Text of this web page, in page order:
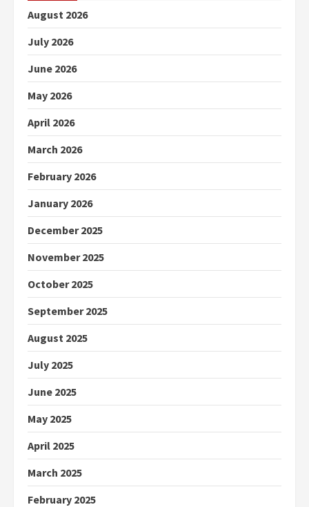
August 2026
July 2026
June 2026
May 2026
April 2026
March 2026
February 2026
January 2026
December 2025
November 2025
October 2025
September 2025
August 2025
July 2025
June 2025
May 2025
April 2025
March 2025
February 2025